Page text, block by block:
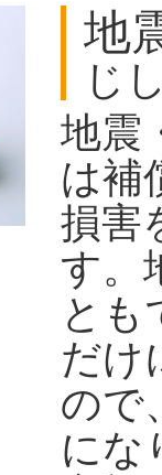
地
じ
地震
は補
損害
す。
とも
だけ
ので
にな